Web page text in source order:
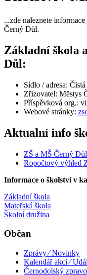
...zde naleznete
Černý Důl.
Základní škola
Důl:
Sídlo / adresa:
Zřizovatel: Městys
Příspěvková org.:
Webové stránky:
Aktualní info
ZŠ a MŠ Černý
Ropočtový výhled
Informace o školství v
Základní škola
Mateřská škola
Školní družina
Občan
Zprávy ⁄ Novinky
Kalendář akcí ⁄
Černodolský